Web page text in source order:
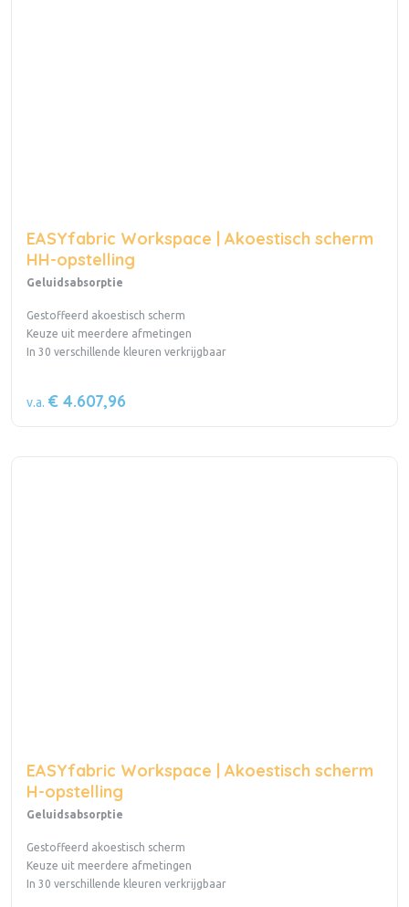
EASYfabric Workspace | Akoestisch scherm
HH-opstelling
Geluidsabsorptie
Gestoffeerd akoestisch scherm
Keuze uit meerdere afmetingen
In 30 verschillende kleuren verkrijgbaar
v.a. € 4.607,96
EASYfabric Workspace | Akoestisch scherm
H-opstelling
Geluidsabsorptie
Gestoffeerd akoestisch scherm
Keuze uit meerdere afmetingen
In 30 verschillende kleuren verkrijgbaar